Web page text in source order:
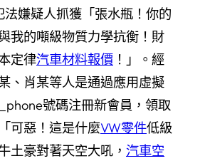
法嫌疑人抓獲「張水瓶！你的
我的噸級物質力學抗衡！財
定律汽車材料報價 ！」。經
、肖某等人是通過應用虛擬
號碼注冊新會員，領取
可惡！這是什麼VW零件低級
土豪對著天空大吼， 汽車空